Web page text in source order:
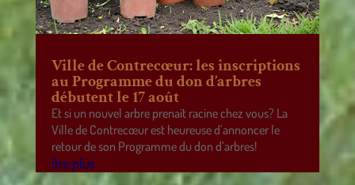
Ville de Contrecœur: les inscriptions
au Programme du don d’arbres
débutent le 17 août
Et si un nouvel arbre prenait racine chez vous? La
Ville de Contrecœur est heureuse d’annoncer le
retour de son Programme du don d’arbres!
lire plus